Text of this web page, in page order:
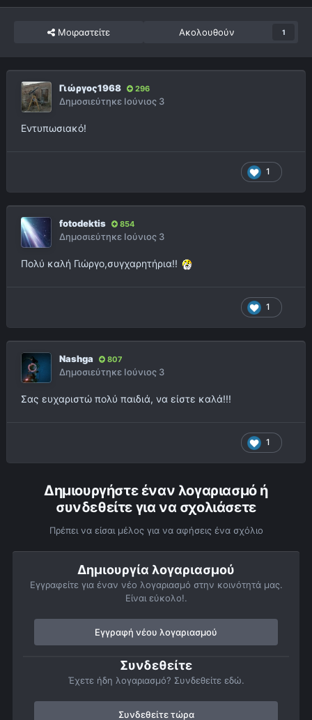
Μοιραστείτε Ακολουθούν 1
Γιώργος1968 296
Δημοσιεύτηκε Ιούνιος 3
Εντυπωσιακό!
1
fotodektis 854
Δημοσιεύτηκε Ιούνιος 3
Πολύ καλή Γιώργο,συγχαρητήρια!!
1
Nashga 807
Δημοσιεύτηκε Ιούνιος 3
Σας ευχαριστώ πολύ παιδιά, να είστε καλά!!!
1
Δημιουργήστε έναν λογαριασμό ή
συνδεθείτε για να σχολιάσετε
Πρέπει να είσαι μέλος για να αφήσεις ένα σχόλιο
Δημιουργία λογαριασμού
Εγγραφείτε για έναν νέο λογαριασμό στην κοινότητά μας.
Είναι εύκολο!.
Εγγραφή νέου λογαριασμού
Συνδεθείτε
Έχετε ήδη λογαριασμό? Συνδεθείτε εδώ.
Συνδεθείτε τώρα